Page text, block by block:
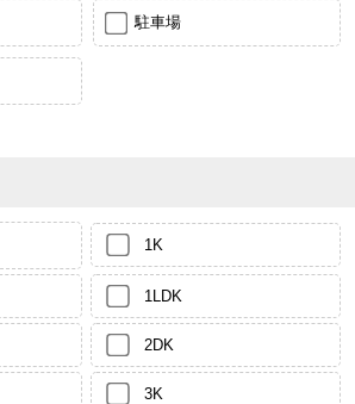
駐車場
1K
1LDK
2DK
3K